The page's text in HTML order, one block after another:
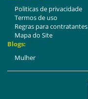
Politicas de privacidade
Termos de uso
Regras para contratantes
Mapa do Site
Blogs:
Mulher